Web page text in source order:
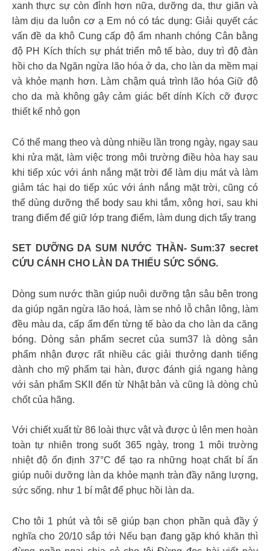
xanh thực sự còn đỉnh hơn nữa, dưỡng da, thư giãn và
làm dịu da luôn cơ ạ Em nó có tác dụng: Giải quyết các
vấn đề da khô Cung cấp độ ẩm nhanh chóng Cân bằng
độ PH Kích thích sự phát triển mô tế bào, duy trì độ đàn
hồi cho da Ngăn ngừa lão hóa ở da, cho làn da mềm mại
và khỏe mạnh hơn. Làm chậm quá trình lão hóa Giữ độ
cho da mà không gây cảm giác bết dính Kích cỡ được
thiết kế nhỏ gọn
Có thể mang theo và dùng nhiều lần trong ngày, ngay sau
khi rửa mặt, làm việc trong môi trường điều hòa hay sau
khi tiếp xúc với ánh nắng mặt trời để làm dịu mát và làm
giảm tác hại do tiếp xúc với ánh nắng mặt trời, cũng có
thể dùng dưỡng thể body sau khi tắm, xông hơi, sau khi
trang điểm để giữ lớp trang điểm, làm dung dịch tẩy trang
SET DƯỠNG DA SUM NƯỚC THẦN- Sum:37 secret
CỨU CÁNH CHO LÀN DA THIẾU SỨC SỐNG.
Dòng sum nước thần giúp nuôi dưỡng tận sâu bên trong
da giúp ngăn ngừa lão hoá, làm se nhỏ lỗ chân lông, làm
đều màu da, cấp ẩm đến từng tế bào da cho làn da căng
bóng. Dòng sản phẩm secret của sum37 là dòng sản
phẩm nhận được rất nhiều các giải thưởng danh tiếng
dành cho mỹ phẩm tại hàn, được đánh giá ngang hàng
với sản phẩm SKII đến từ Nhật bản và cũng là dòng chủ
chốt của hãng.
Với chiết xuất từ 86 loài thực vật và được ủ lên men hoàn
toàn tự nhiên trong suốt 365 ngày, trong 1 môi trường
nhiệt độ ổn định 37°C để tạo ra những hoạt chất bí ẩn
giúp nuôi dưỡng làn da khỏe mạnh tràn đầy năng lượng,
sức sống. như 1 bí mật để phục hồi làn da.
Cho tôi 1 phút và tôi sẽ giúp bạn chọn phần quà đầy ý
nghĩa cho 20/10 sắp tới Nếu bạn đang gặp khó khăn thì